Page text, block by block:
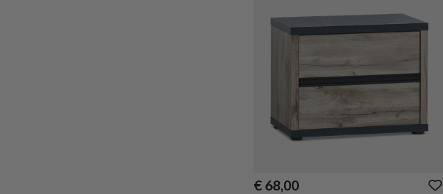
€ 68,00